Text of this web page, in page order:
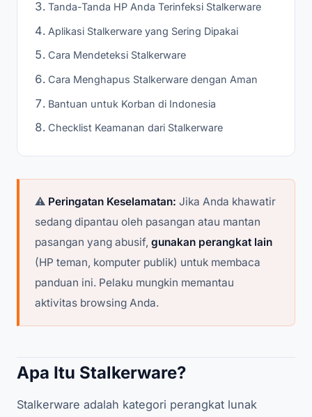
Tanda-Tanda HP Anda Terinfeksi Stalkerware
Aplikasi Stalkerware yang Sering Dipakai
Cara Mendeteksi Stalkerware
Cara Menghapus Stalkerware dengan Aman
Bantuan untuk Korban di Indonesia
Checklist Keamanan dari Stalkerware
⚠️ Peringatan Keselamatan: Jika Anda khawatir
sedang dipantau oleh pasangan atau mantan
pasangan yang abusif,gunakan perangkat lain
(HP teman, komputer publik) untuk membaca
panduan ini. Pelaku mungkin memantau
aktivitas browsing Anda.
Apa Itu Stalkerware?
Stalkerware adalah kategori perangkat lunak